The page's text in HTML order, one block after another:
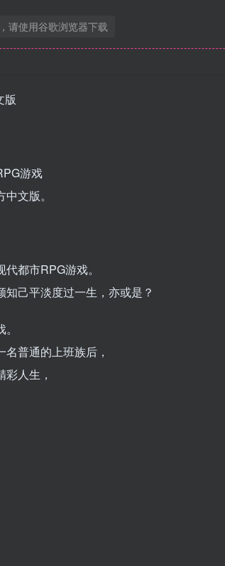
请使用谷歌浏览器下载
版
游戏
文版。
都市RPG游戏。
己平淡度过一生，亦或是？
普通的上班族后，
人生，